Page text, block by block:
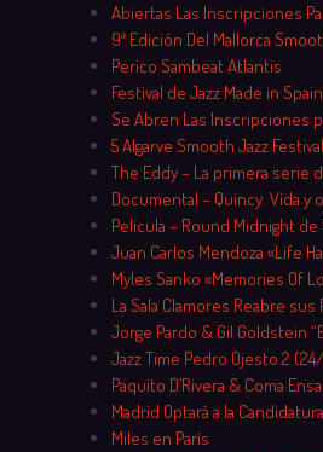
Skip
to
content
Abiertas Las Inscripciones
9ª Edición Del Mallorca
Perico Sambeat Atlantis
Festival de Jazz Made in Spain
Se Abren Las Inscripciones
5 Algarve Smooth Jazz Festival
The Eddy – La primera serie
Documental – Quincy. Vida
Película – Round Midnight
Juan Carlos Mendoza «Life
Myles Sanko «Memories Of
La Sala Clamores Reabre sus
Jorge Pardo & Gil Goldstein
Jazz Time Pedro Ojesto 2
Paquito D’Rivera & Coma
Madrid Optará a la
Miles en París